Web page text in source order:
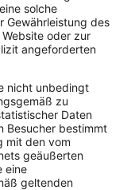
solche
Gewährleistung des
oder zur
angeforderten
nicht unbedingt
zu
Daten
Besucher bestimmt
mit den vom
geäußerten
eine
geltenden